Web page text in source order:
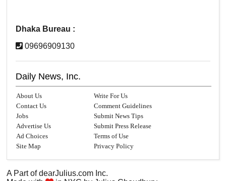
Dhaka Bureau :
09696909130
Daily News, Inc.
About Us
Write For Us
Contact Us
Comment Guidelines
Jobs
Submit News Tips
Advertise Us
Submit Press Release
Ad Choices
Terms of Use
Site Map
Privacy Policy
A Part ofdearJulius.com Inc.